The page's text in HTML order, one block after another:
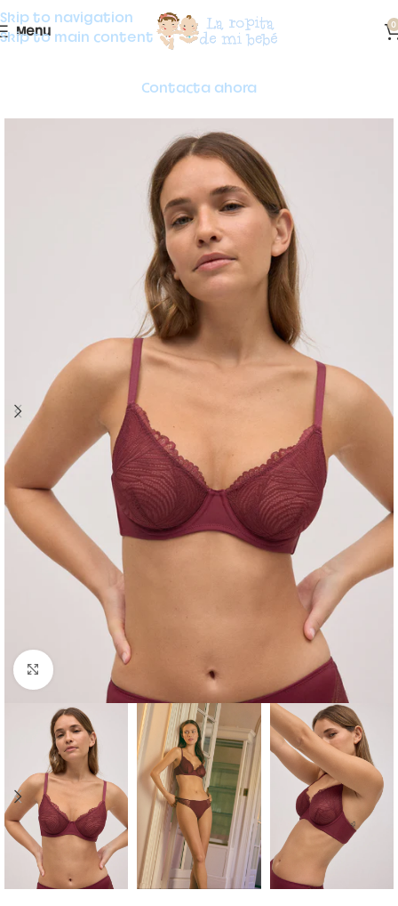
Skip to navigation
Skip to main content
Menu 0
Contacta ahora
Ampliar foto